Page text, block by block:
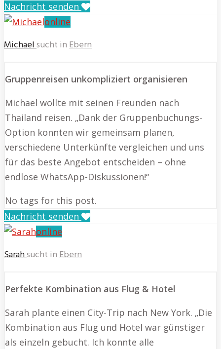
Nachricht senden
online
Michaelsucht inEbern
Gruppenreisen unkompliziert organisieren
Michael wollte mit seinen Freunden nach
Thailand reisen. „Dank der Gruppenbuchungs-
Option konnten wir gemeinsam planen,
verschiedene Unterkünfte vergleichen und uns
für das beste Angebot entscheiden – ohne
endlose WhatsApp-Diskussionen!“
No tags for this post.
Nachricht senden
online
Sarahsucht inEbern
Perfekte Kombination aus Flug & Hotel
Sarah plante einen City-Trip nach New York. „Die
Kombination aus Flug und Hotel war günstiger
als einzeln gebucht. Ich konnte alle